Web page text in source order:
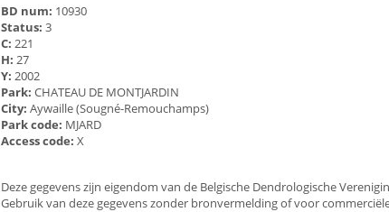
BD num: 10930
Status: 3
C: 221
H: 27
Y: 2002
Park: CHATEAU DE MONTJARDIN
City: Aywaille (Sougné-Remouchamps)
Park code: MJARD
Access code: X
Deze gegevens zijn eigendom van de Belgische Dendrologische
Gebruik van deze gegevens zonder bronvermelding of voor